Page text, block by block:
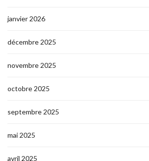
janvier 2026
décembre 2025
novembre 2025
octobre 2025
septembre 2025
mai 2025
avril 2025